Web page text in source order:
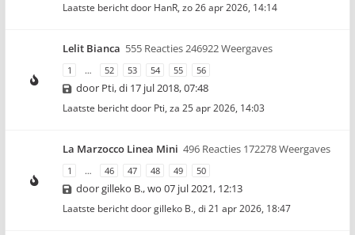
Laatste bericht door HanR, zo 26 apr 2026, 14:14
Lelit Bianca 555 Reacties 246922 Weergaves
1 … 52 53 54 55 56
door Pti,di 17 jul 2018, 07:48
Laatste bericht door Pti, za 25 apr 2026, 14:03
La Marzocco Linea Mini 496 Reacties 172278 Weergaves
1 … 46 47 48 49 50
doorgilleko B.,wo 07 jul 2021, 12:13
Laatste bericht doorgilleko B., di 21 apr 2026, 18:47